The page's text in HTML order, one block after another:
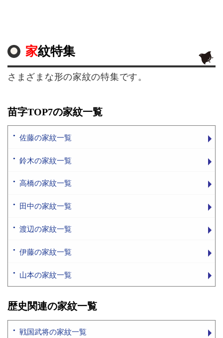
家紋特集
さまざまな形の家紋の特集です。
苗字TOP7の家紋一覧
佐藤の家紋一覧
鈴木の家紋一覧
高橋の家紋一覧
田中の家紋一覧
渡辺の家紋一覧
伊藤の家紋一覧
山本の家紋一覧
歴史関連の家紋一覧
戦国武将の家紋一覧